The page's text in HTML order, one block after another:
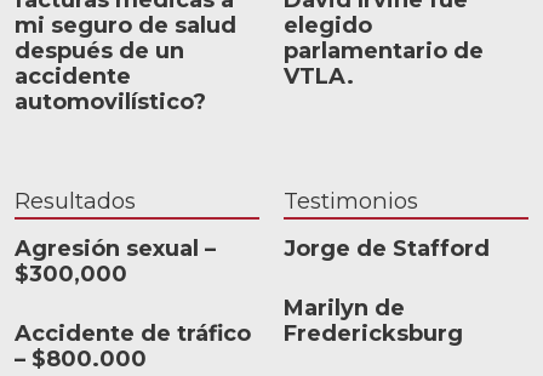
mi seguro de salud
después de un
accidente
automovilístico?
elegido
parlamentario de
VTLA.
Resultados
Agresión sexual –
$300,000
Accidente de tráfico
– $800.000
Testimonios
Jorge de Stafford
Marilyn de
Fredericksburg